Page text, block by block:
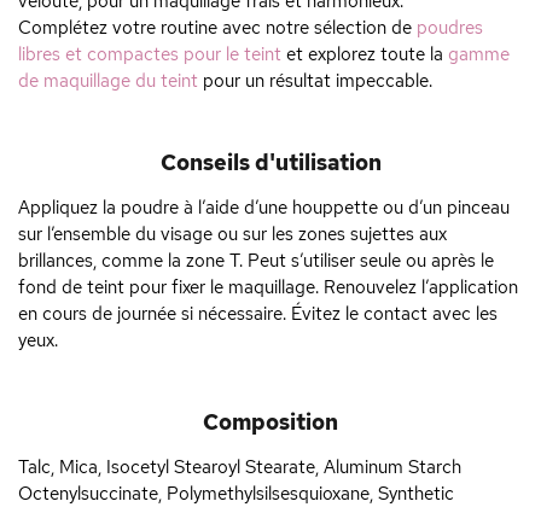
Complétez votre routine avec notre sélection de poudres
libres et compactes pour le teint et explorez toute la gamme
de maquillage du teint pour un résultat impeccable.
Conseils d'utilisation
Appliquez la poudre à l’aide d’une houppette ou d’un pinceau
sur l’ensemble du visage ou sur les zones sujettes aux
brillances, comme la zone T. Peut s’utiliser seule ou après le
fond de teint pour fixer le maquillage. Renouvelez l’application
en cours de journée si nécessaire. Évitez le contact avec les
yeux.
Composition
Talc, Mica, Isocetyl Stearoyl Stearate, Aluminum Starch
Octenylsuccinate, Polymethylsilsesquioxane, Synthetic